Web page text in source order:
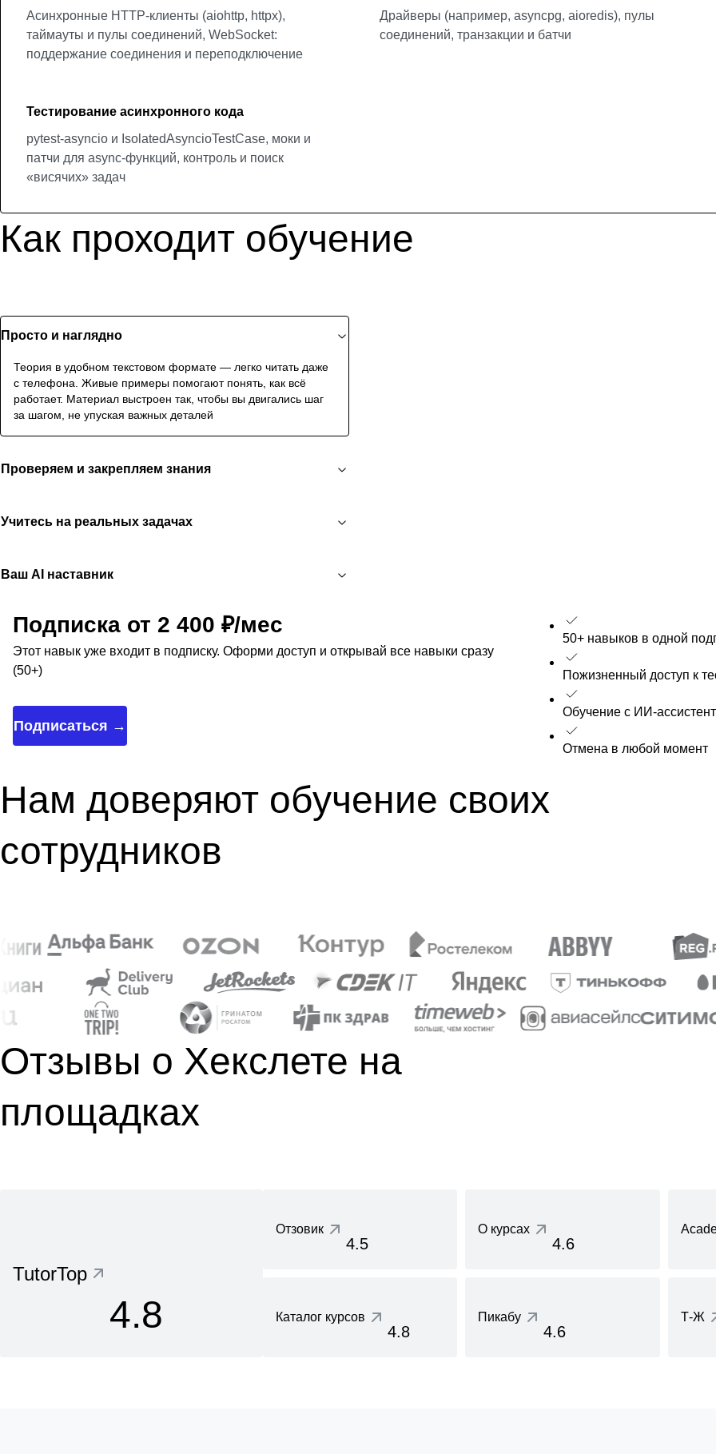
Асинхронные HTTP-клиенты (aiohttp, httpx),
таймауты и пулы соединений, WebSocket:
поддержание соединения и переподключение
Драйверы (например, asyncpg, aioredis), пулы
соединений, транзакции и батчи
Тестирование асинхронного кода
pytest-asyncio и IsolatedAsyncioTestCase, моки и
патчи для async-функций, контроль и поиск
«висячих» задач
Как проходит обучение
Просто и наглядно
Теория в удобном текстовом формате — легко читать даже
с телефона. Живые примеры помогают понять, как всё
работает. Материал выстроен так, чтобы вы двигались шаг
за шагом, не упуская важных деталей
Проверяем и закрепляем знания
Учитесь на реальных задачах
Ваш AI наставник
Подписка от 2 400 ₽/мес
Этот навык уже входит в подписку. Оформи доступ и открывай все навыки сразу
(50+)
Подписаться →
50+ навыков в одной
Пожизненный доступ к
Обучение с ИИ-
Отмена в любой момент
Нам доверяют обучение своих
сотрудников
Отзывы о Хекслете на
площадках
TutorTop
4.8
Отзовик
4.5
О курсах
4.6
Каталог курсов
4.8
Пикабу
4.6
Т-Ж